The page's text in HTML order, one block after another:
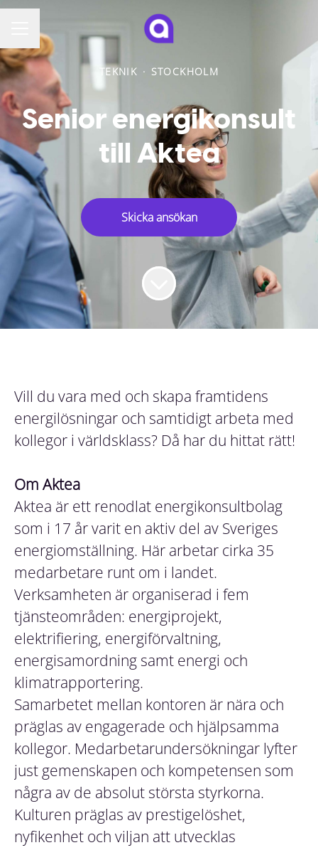
KARRIÄRMENY
TEKNIK · STOCKHOLM
Senior energikonsult
till Aktea
Skicka ansökan
Vill du vara med och skapa framtidens
energilösningar och samtidigt arbeta med
kollegor i världsklass? Då har du hittat rätt!
Om Aktea
Aktea är ett renodlat energikonsultbolag
som i 17 år varit en aktiv del av Sveriges
energiomställning. Här arbetar cirka 35
medarbetare runt om i landet.
Verksamheten är organiserad i fem
tjänsteområden: energiprojekt,
elektrifiering, energiförvaltning,
energisamordning samt energi och
klimatrapportering.
Samarbetet mellan kontoren är nära och
präglas av engagerade och hjälpsamma
kollegor. Medarbetarundersökningar lyfter
just gemenskapen och kompetensen som
några av de absolut största styrkorna.
Kulturen präglas av prestigelöshet,
nyfikenhet och viljan att utvecklas